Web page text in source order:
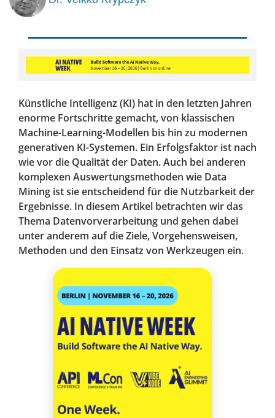
Künstliche Intelligenz (KI) hat in den letzten Jahren
enorme Fortschritte gemacht, von klassischen
Machine-Learning-Modellen bis hin zu modernen
generativen KI-Systemen. Ein Erfolgsfaktor ist nach
wie vor die Qualität der Daten. Auch bei anderen
komplexen Auswertungsmethoden wie Data
Mining ist sie entscheidend für die Nutzbarkeit der
Ergebnisse. In diesem Artikel betrachten wir das
Thema Datenvorverarbeitung und gehen dabei
unter anderem auf die Ziele, Vorgehensweisen,
Methoden und den Einsatz von Werkzeugen ein.